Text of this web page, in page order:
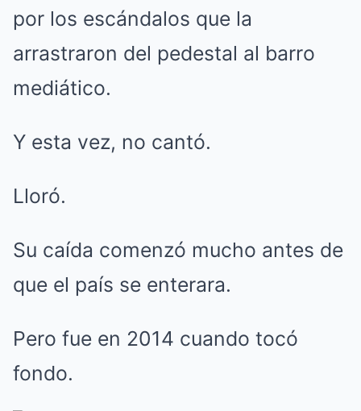
por los escándalos que la
arrastraron del pedestal al barro
mediático.
Y esta vez, no cantó.
Lloró.
Su caída comenzó mucho antes de
que el país se enterara.
Pero fue en 2014 cuando tocó
fondo.